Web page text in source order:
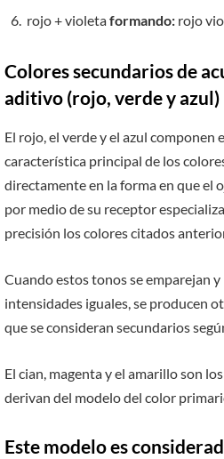
rojo + violetaformando: rojo
Colores secundarios de
aditivo (rojo, verde y azul)
El rojo, el verde y el azul componen
característica principal de los
directamente en la forma en que el
por medio de su receptor
precisión los colores citados
Cuando estos tonos se emparejan
intensidades iguales, se producen
que se consideran secundarios
El cian, magenta y el amarillo son
derivan del modelo del color
Este modelo es